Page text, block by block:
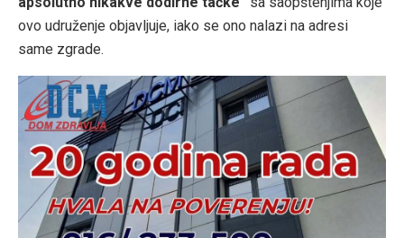
ovo udruženje objavljuje, iako se ono nalazi na adresi
same zgrade.